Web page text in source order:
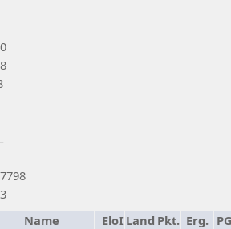
Name EloI Land Pkt. Erg.